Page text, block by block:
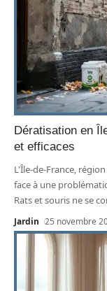
Dératisation en
et efficaces
L'Île-de-France,
face à une
Rats et souris ne se
Jardin 25 novembre